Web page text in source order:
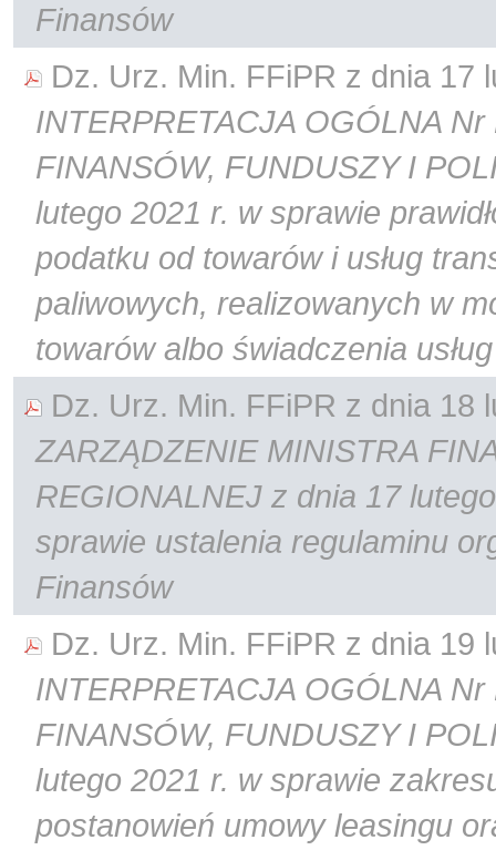
Finansów
Dz. Urz. Min. FFiPR z dnia 17
INTERPRETACJA OGÓLNA
FINANSÓW, FUNDUSZY I
lutego 2021 r. w sprawie
podatku od towarów i usług
paliwowych, realizowanych w
towarów albo świadczenia usług
Dz. Urz. Min. FFiPR z dnia 18
ZARZĄDZENIE MINISTRA
REGIONALNEJ z dnia 17
sprawie ustalenia regulaminu
Finansów
Dz. Urz. Min. FFiPR z dnia 19
INTERPRETACJA OGÓLNA
FINANSÓW, FUNDUSZY I
lutego 2021 r. w sprawie
postanowień umowy leasingu